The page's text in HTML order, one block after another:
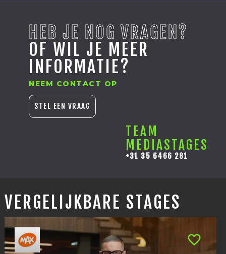
HEB JE NOG VRAGEN?
OF WIL JE MEER
INFORMATIE?
NEEM CONTACT OP
STEL EEN VRAAG
TEAM
MEDIASTAGES
+31 35 6466 281
VERGELIJKBARE STAGES